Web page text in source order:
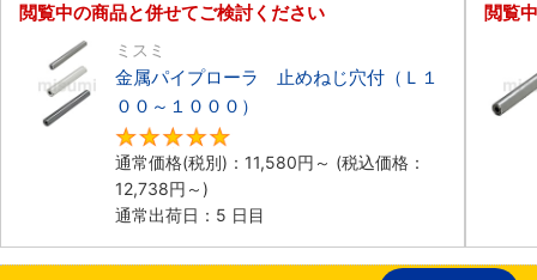
閲覧中の商品と併せてご検討ください
ミスミ
金属パイプローラ 止めねじ穴付（Ｌ１
００～１０００）
通常価格(税別)： 11,580円 ～ (税込価格：
12,738円 ～)
通常出荷日：5 日目
閲覧